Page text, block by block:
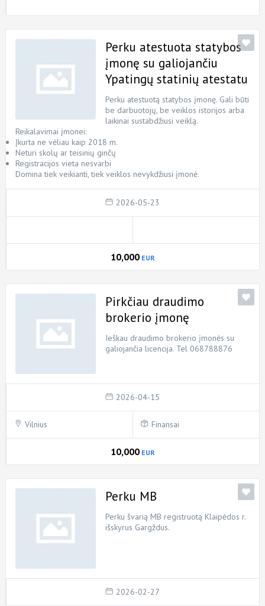
Perku atestuota statybos
įmonę su galiojančiu
Ypatingų statinių atestatu
Perku atestuotą statybos įmonę. Gali būti
be darbuotojų, be veiklos istorijos arba
laikinai sustabdžiusi veiklą.
Reikalavimai įmonei:
Įkurta ne vėliau kaip 2018 m.
Neturi skolų ar teisinių ginčų
Registracijos vieta nesvarbi
Domina tiek veikianti, tiek veiklos nevykdžiusi įmonė.
2026-05-23
10,000 EUR
Pirkčiau draudimo
brokerio įmonę
Ieškau draudimo brokerio įmonės su
galiojančia licencija. Tel 068788876
2026-04-15
Vilnius Finansai
10,000 EUR
Perku MB
Perku švarią MB registruotą Klaipėdos r.
išskyrus Gargždus.
2026-02-27